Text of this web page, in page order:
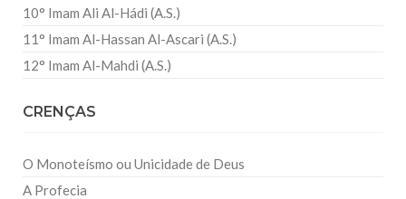
10° Imam Ali Al-Hádi (A.S.)
11° Imam Al-Hassan Al-Ascari (A.S.)
12° Imam Al-Mahdi (A.S.)
CRENÇAS
O Monoteísmo ou Unicidade de Deus
A Profecia